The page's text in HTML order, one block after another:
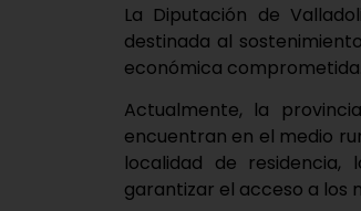
La Diputación de
destinada al
económica comprometida.
Actualmente, la
encuentran en el medio
localidad de
garantizar el acceso a los